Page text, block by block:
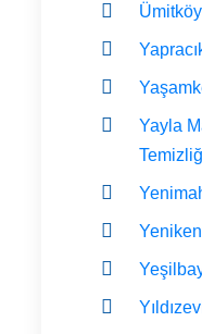
Yayla